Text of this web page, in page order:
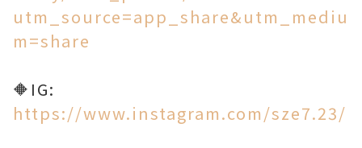
utm_source=app_share&utm_mediu
m=share
🔶IG:
https://www.instagram.com/sze7.23/